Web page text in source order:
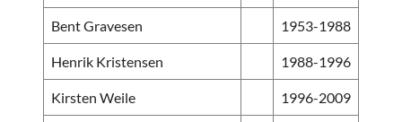
Bent Gravesen 1953-1988
Henrik Kristensen 1988-1996
Kirsten Weile 1996-2009